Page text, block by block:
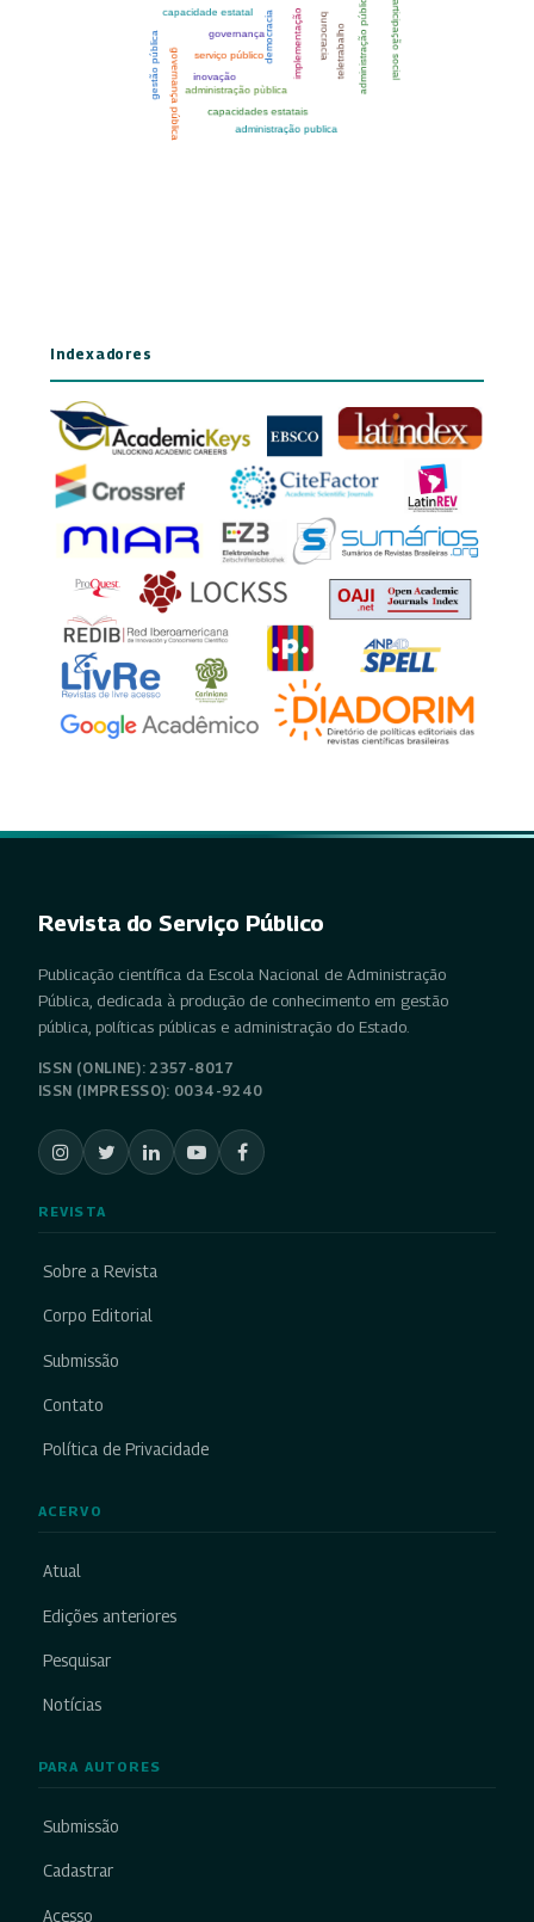
Indexadores
Revista do Serviço Público
Publicação científica da Escola Nacional de Administração
Pública, dedicada à produção de conhecimento em gestão
pública, políticas públicas e administração do Estado.
ISSN (ONLINE): 2357-8017
ISSN (IMPRESSO): 0034-9240
REVISTA
Sobre a Revista
Corpo Editorial
Submissão
Contato
Política de Privacidade
ACERVO
Atual
Edições anteriores
Pesquisar
Notícias
PARA AUTORES
Submissão
Cadastrar
Acesso